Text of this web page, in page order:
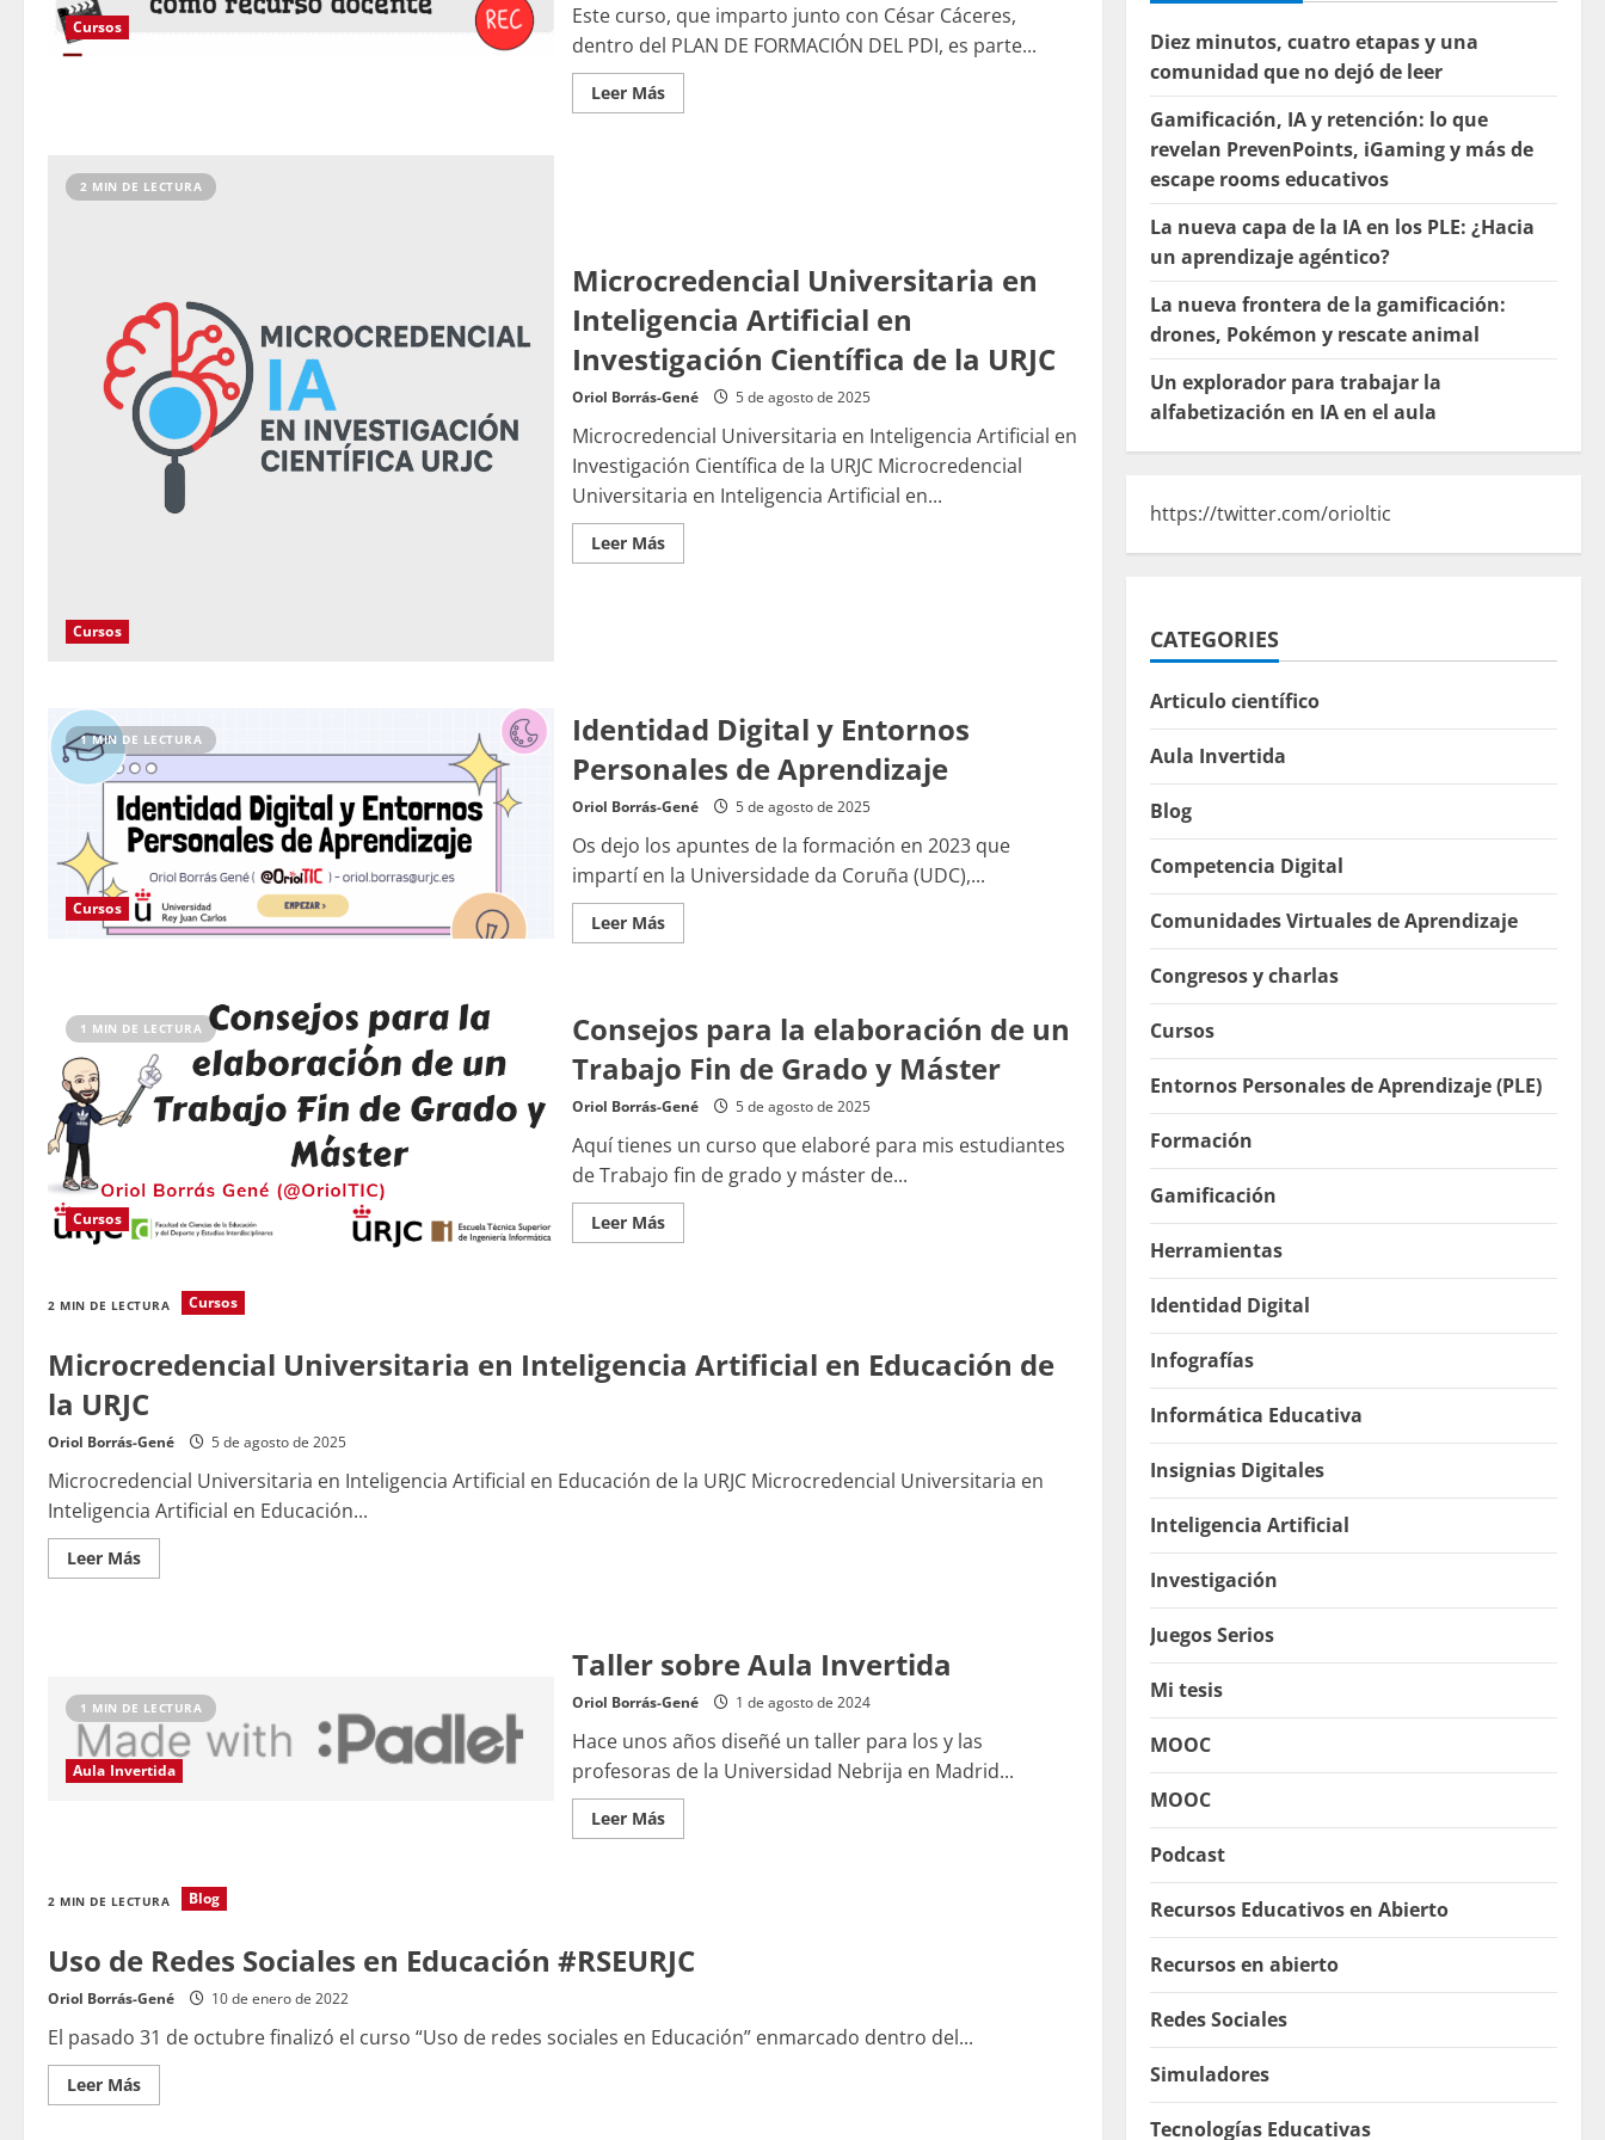
Cursos
Este curso, que imparto junto con César Cáceres,
dentro del PLAN DE FORMACIÓN DEL PDI, es parte...
Leer MásLeer
más
docente
2 MIN DE LECTURA
Cursos
Microcredencial Universitaria en
Inteligencia Artificial en
Investigación Científica de la URJC
Oriol Borrás-Gené 5 de agosto de 2025
Microcredencial Universitaria en Inteligencia Artificial en
Investigación Científica de la URJC Microcredencial
Universitaria en Inteligencia Artificial en...
Leer MásLeer
más
Científica
de
URJC
1 MIN DE LECTURA
Cursos
Identidad Digital y Entornos
Personales de Aprendizaje
Oriol Borrás-Gené 5 de agosto de 2025
Os dejo los apuntes de la formación en 2023 que
impartí en la Universidade da Coruña (UDC),...
Leer MásLeer
más
y
Entornos
Personales
de
1 MIN DE LECTURA
Cursos
Consejos para la elaboración de un
Trabajo Fin de Grado y Máster
Oriol Borrás-Gené 5 de agosto de 2025
Aquí tienes un curso que elaboré para mis estudiantes
de Trabajo fin de grado y máster de...
Leer MásLeer
más
de
un
Máster
2 MIN DE LECTURA Cursos
Microcredencial Universitaria en Inteligencia Artificial en Educación de
la URJC
Oriol Borrás-Gené 5 de agosto de 2025
Microcredencial Universitaria en Inteligencia Artificial en Educación de la URJC Microcredencial Universitaria en
Inteligencia Artificial en Educación...
Leer MásLeer
más
Artificial
en
Educación
de
la
URJC
1 MIN DE LECTURA
Aula Invertida
Taller sobre Aula Invertida
Oriol Borrás-Gené 1 de agosto de 2024
Hace unos años diseñé un taller para los y las
profesoras de la Universidad Nebrija en Madrid...
Leer MásLeer
más
2 MIN DE LECTURA Blog
Uso de Redes Sociales en Educación #RSEURJC
Oriol Borrás-Gené 10 de enero de 2022
El pasado 31 de octubre finalizó el curso “Uso de redes sociales en Educación” enmarcado dentro del...
Leer MásLeer
más
Diez minutos, cuatro etapas y una
comunidad que no dejó de leer
Gamificación, IA y retención: lo que
revelan PrevenPoints, iGaming y más de
escape rooms educativos
La nueva capa de la IA en los PLE: ¿Hacia
un aprendizaje agéntico?
La nueva frontera de la gamificación:
drones, Pokémon y rescate animal
Un explorador para trabajar la
alfabetización en IA en el aula
https://twitter.com/orioltic
CATEGORIES
Articulo científico
Aula Invertida
Blog
Competencia Digital
Comunidades Virtuales de Aprendizaje
Congresos y charlas
Cursos
Entornos Personales de Aprendizaje (PLE)
Formación
Gamificación
Herramientas
Identidad Digital
Infografías
Informática Educativa
Insignias Digitales
Inteligencia Artificial
Investigación
Juegos Serios
Mi tesis
MOOC
MOOC
Podcast
Recursos Educativos en Abierto
Recursos en abierto
Redes Sociales
Simuladores
Tecnologías Educativas